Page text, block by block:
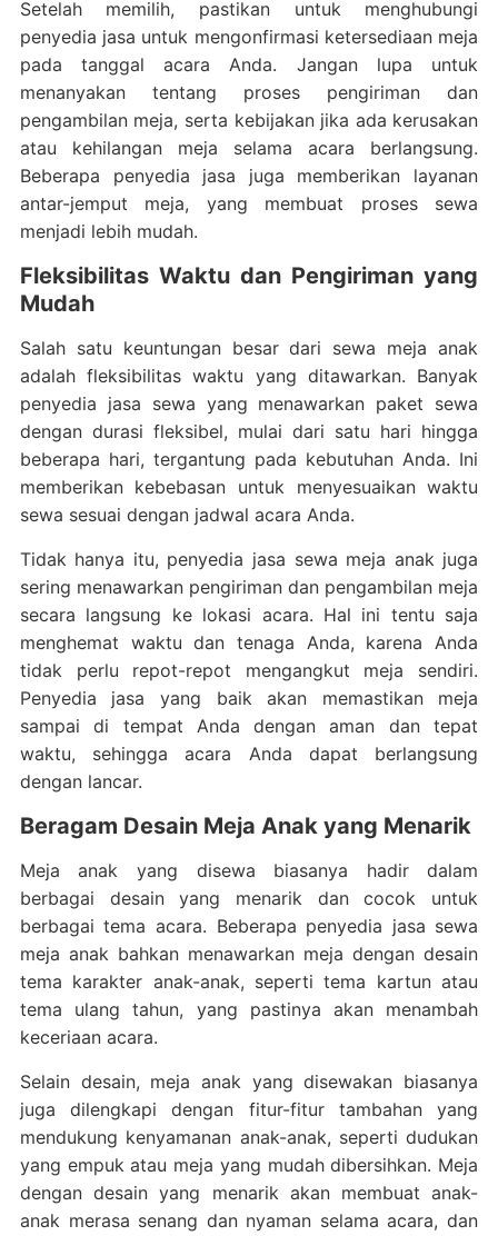
Setelah memilih, pastikan untuk menghubungi
penyedia jasa untuk mengonfirmasi ketersediaan meja
pada tanggal acara Anda. Jangan lupa untuk
menanyakan tentang proses pengiriman dan
pengambilan meja, serta kebijakan jika ada kerusakan
atau kehilangan meja selama acara berlangsung.
Beberapa penyedia jasa juga memberikan layanan
antar-jemput meja, yang membuat proses sewa
menjadi lebih mudah.
Fleksibilitas Waktu dan Pengiriman yang
Mudah
Salah satu keuntungan besar dari sewa meja anak
adalah fleksibilitas waktu yang ditawarkan. Banyak
penyedia jasa sewa yang menawarkan paket sewa
dengan durasi fleksibel, mulai dari satu hari hingga
beberapa hari, tergantung pada kebutuhan Anda. Ini
memberikan kebebasan untuk menyesuaikan waktu
sewa sesuai dengan jadwal acara Anda.
Tidak hanya itu, penyedia jasa sewa meja anak juga
sering menawarkan pengiriman dan pengambilan meja
secara langsung ke lokasi acara. Hal ini tentu saja
menghemat waktu dan tenaga Anda, karena Anda
tidak perlu repot-repot mengangkut meja sendiri.
Penyedia jasa yang baik akan memastikan meja
sampai di tempat Anda dengan aman dan tepat
waktu, sehingga acara Anda dapat berlangsung
dengan lancar.
Beragam Desain Meja Anak yang Menarik
Meja anak yang disewa biasanya hadir dalam
berbagai desain yang menarik dan cocok untuk
berbagai tema acara. Beberapa penyedia jasa sewa
meja anak bahkan menawarkan meja dengan desain
tema karakter anak-anak, seperti tema kartun atau
tema ulang tahun, yang pastinya akan menambah
keceriaan acara.
Selain desain, meja anak yang disewakan biasanya
juga dilengkapi dengan fitur-fitur tambahan yang
mendukung kenyamanan anak-anak, seperti dudukan
yang empuk atau meja yang mudah dibersihkan. Meja
dengan desain yang menarik akan membuat anak-
anak merasa senang dan nyaman selama acara, dan